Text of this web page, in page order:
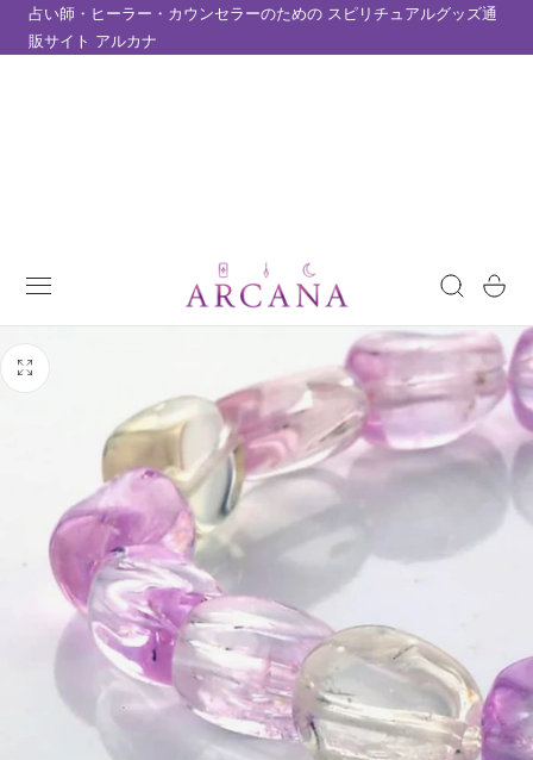
ツにスキップ
占い師・ヒーラー・カウンセラーのための スピリチュアルグッズ通
販サイト アルカナ
ー